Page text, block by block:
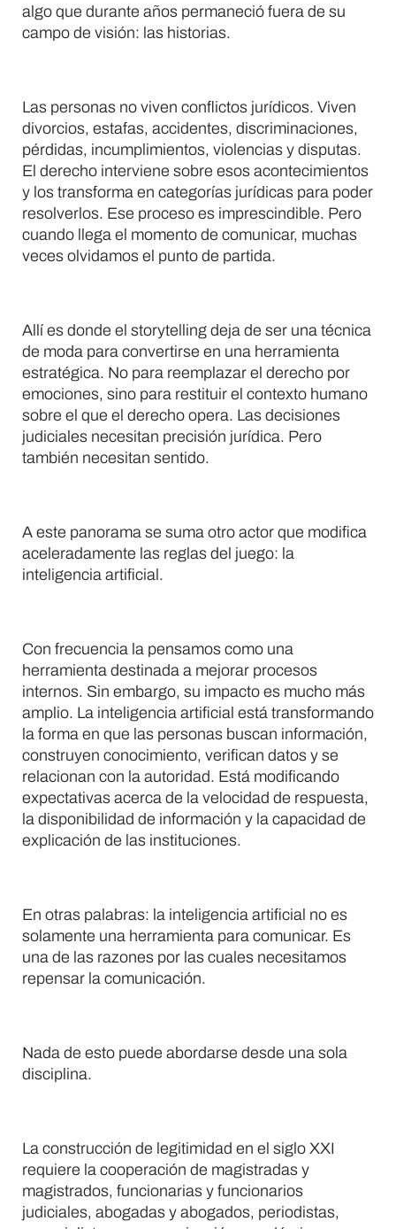
algo que durante años permaneció fuera de su
campo de visión: las historias.
Las personas no viven conflictos jurídicos. Viven
divorcios, estafas, accidentes, discriminaciones,
pérdidas, incumplimientos, violencias y disputas.
El derecho interviene sobre esos acontecimientos
y los transforma en categorías jurídicas para poder
resolverlos. Ese proceso es imprescindible. Pero
cuando llega el momento de comunicar, muchas
veces olvidamos el punto de partida.
Allí es donde el storytelling deja de ser una técnica
de moda para convertirse en una herramienta
estratégica. No para reemplazar el derecho por
emociones, sino para restituir el contexto humano
sobre el que el derecho opera. Las decisiones
judiciales necesitan precisión jurídica. Pero
también necesitan sentido.
A este panorama se suma otro actor que modifica
aceleradamente las reglas del juego: la
inteligencia artificial.
Con frecuencia la pensamos como una
herramienta destinada a mejorar procesos
internos. Sin embargo, su impacto es mucho más
amplio. La inteligencia artificial está transformando
la forma en que las personas buscan información,
construyen conocimiento, verifican datos y se
relacionan con la autoridad. Está modificando
expectativas acerca de la velocidad de respuesta,
la disponibilidad de información y la capacidad de
explicación de las instituciones.
En otras palabras: la inteligencia artificial no es
solamente una herramienta para comunicar. Es
una de las razones por las cuales necesitamos
repensar la comunicación.
Nada de esto puede abordarse desde una sola
disciplina.
La construcción de legitimidad en el siglo XXI
requiere la cooperación de magistradas y
magistrados, funcionarias y funcionarios
judiciales, abogadas y abogados, periodistas,